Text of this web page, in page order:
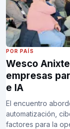
POR PAÍS
Wesco
empresas
e IA
El encuentro
automatización,
factores para la